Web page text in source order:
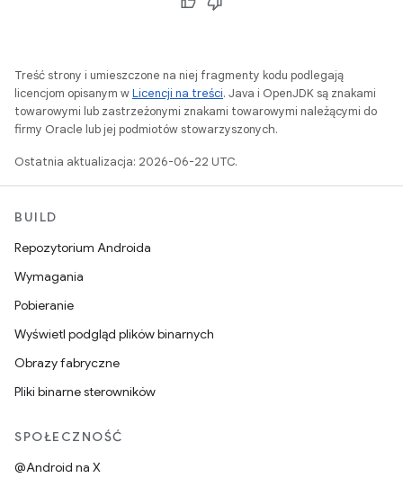
Treść strony i umieszczone na niej fragmenty kodu podlegają
licencjom opisanym wLicencji na treści. Java i OpenJDK są znakami
towarowymi lub zastrzeżonymi znakami towarowymi należącymi do
firmy Oracle lub jej podmiotów stowarzyszonych.
Ostatnia aktualizacja: 2026-06-22 UTC.
BUILD
Repozytorium Androida
Wymagania
Pobieranie
Wyświetl podgląd plików binarnych
Obrazy fabryczne
Pliki binarne sterowników
SPOŁECZNOŚĆ
@Android na X